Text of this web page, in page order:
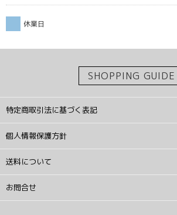
休業日
SHOPPING GUIDE
特定商取引法に基づく表記
個人情報保護方針
送料について
お問合せ